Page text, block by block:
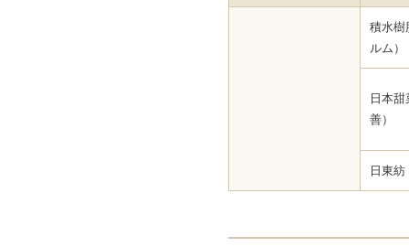
積水樹
ルム）
日本
善）
日東紡